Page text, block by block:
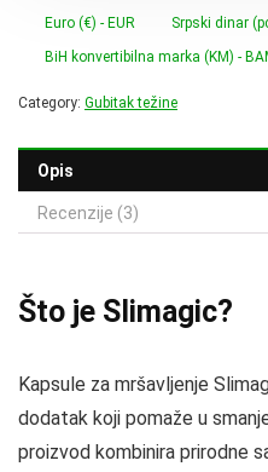
Euro (€) - EUR
Srpski dinar
BiH konvertibilna marka (KM) -
Category: Gubitak težine
Opis
Recenzije (3)
Što je Slimagic?
Kapsule za mršavljenje
dodatak koji pomaže u
proizvod kombinira prirodne